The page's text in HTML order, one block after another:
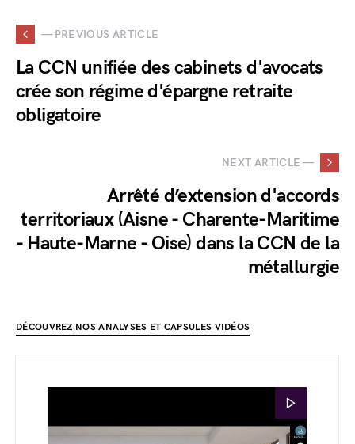
— PREVIOUS ARTICLE
La CCN unifiée des cabinets d'avocats
crée son régime d'épargne retraite
obligatoire
NEXT ARTICLE —
Arrêté d’extension d'accords
territoriaux (Aisne - Charente-Maritime
- Haute-Marne - Oise) dans la CCN de la
métallurgie
DÉCOUVREZ NOS ANALYSES ET CAPSULES VIDÉOS